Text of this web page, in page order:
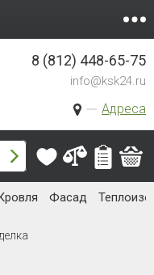
Адреса
8 (812) 448-65-75
info@ksk24.ru
Фасад